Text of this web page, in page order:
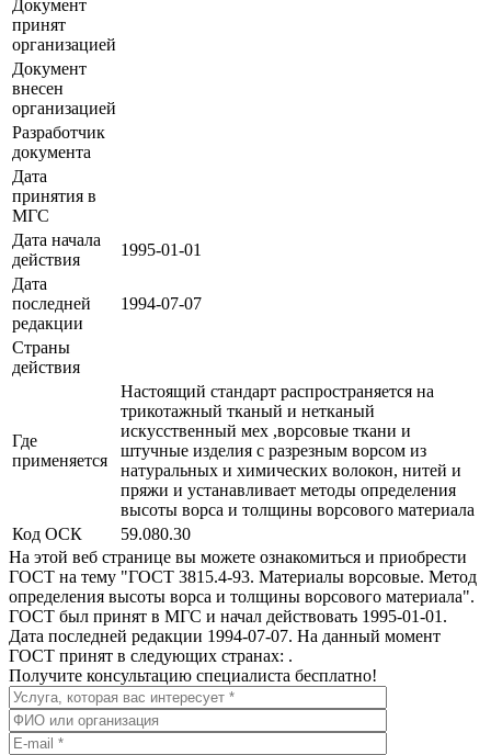
Документ
принят
организацией
Документ
внесен
организацией
Разработчик
документа
Дата
принятия в
МГС
Дата начала
действия
1995-01-01
Дата
последней
редакции
1994-07-07
Страны
действия
Где
применяется
Настоящий стандарт распространяется на
трикотажный тканый и нетканый
искусственный мех ,ворсовые ткани и
штучные изделия с разрезным ворсом из
натуральных и химических волокон, нитей и
пряжи и устанавливает методы определения
высоты ворса и толщины ворсового материала
Код ОСК
59.080.30
На этой веб странице вы можете ознакомиться и приобрести
ГОСТ на тему "ГОСТ 3815.4-93. Материалы ворсовые. Метод
определения высоты ворса и толщины ворсового материала".
ГОСТ был принят в МГС и начал действовать 1995-01-01.
Дата последней редакции 1994-07-07. На данный момент
ГОСТ принят в следующих странах: .
Получите консультацию специалиста бесплатно!